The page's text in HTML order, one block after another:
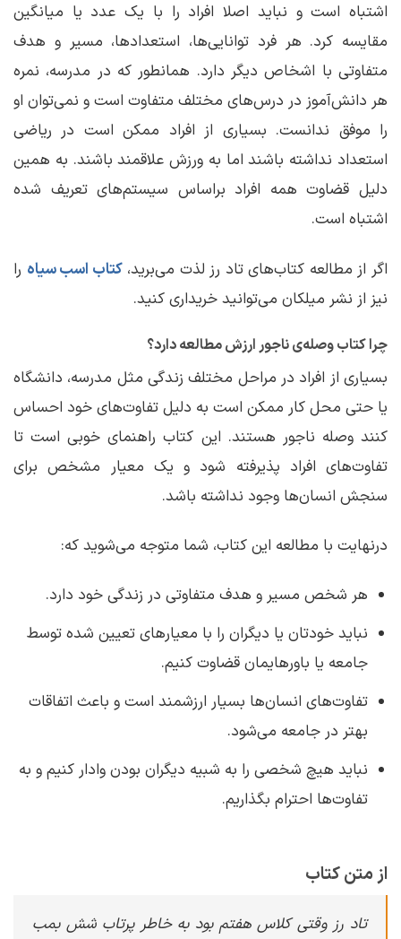
اشتباه است و نباید اصلا افراد را با یک عدد یا میانگین
مقایسه کرد. هر فرد توانایی‌ها، استعدادها، مسیر و هدف
متفاوتی با اشخاص دیگر دارد. همانطور که در مدرسه، نمره
هر دانش‌آموز در درس‌های مختلف متفاوت است و نمی‌توان او
را موفق ندانست. بسیاری از افراد ممکن است در ریاضی
استعداد نداشته باشند اما به ورزش علاقمند باشند. به همین
دلیل قضاوت همه افراد براساس سیستم‌های تعریف شده
اشتباه است.
اگر از مطالعه کتاب‌های تاد رز لذت می‌برید،کتاب اسب سیاه را
نیز از نشر میلکان می‌توانید خریداری کنید.
چرا کتاب وصله‌ی ناجور ارزش مطالعه دارد؟
بسیاری از افراد در مراحل مختلف زندگی مثل مدرسه، دانشگاه
یا حتی محل کار ممکن است به دلیل تفاوت‌های خود احساس
کنند وصله ناجور هستند. این کتاب راهنمای خوبی است تا
تفاوت‌های افراد پذیرفته شود و یک معیار مشخص برای
سنجش انسان‌ها وجود نداشته باشد.
درنهایت با مطالعه این کتاب، شما متوجه می‌شوید که:
هر شخص مسیر و هدف متفاوتی در زندگی خود دارد.
نباید خودتان یا دیگران را با معیارهای تعیین شده توسط
جامعه یا باورهایمان قضاوت کنیم.
تفاوت‌های انسان‌ها بسیار ارزشمند است و باعث اتفاقات
بهتر در جامعه می‌شود.
نباید هیچ شخصی را به شبیه دیگران بودن وادار کنیم و به
تفاوت‌ها احترام بگذاریم.
از متن کتاب
تاد رز وقتی کلاس‌ هفتم بود به خاطر پرتاب شش بمب